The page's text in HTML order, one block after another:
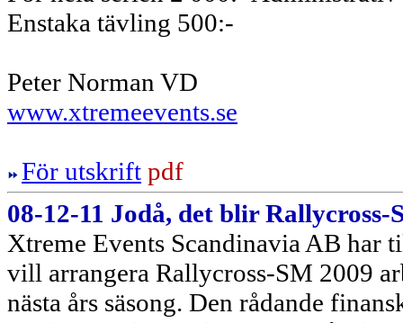
Enstaka tävling 500:-
Peter Norman VD
www.xtremeevents.se
För utskrift pdf
08-12-11 Jodå, det blir Rallycross-
Xtreme Events Scandinavia AB har
vill arrangera Rallycross-SM 2009
nästa års säsong. Den rådande